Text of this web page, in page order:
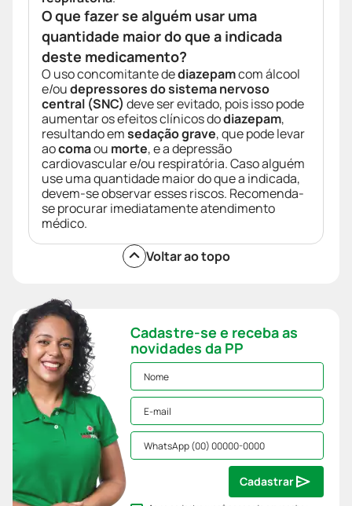
O que fazer se alguém usar uma
quantidade maior do que a indicada
deste medicamento?
O uso concomitante dediazepamcom álcool
e/oudepressores do sistema nervoso
central (SNC) deve ser evitado, pois isso pode
aumentar os efeitos clínicos dodiazepam,
resultando emsedação grave, que pode levar
aocomaou morte, e a depressão
cardiovascular e/ou respiratória. Caso alguém
use uma quantidade maior do que a indicada,
devem-se observar esses riscos. Recomenda-
se procurar imediatamente atendimento
médico.
Voltar ao topo
Cadastre-se e receba as
novidades da PP
Cadastrar